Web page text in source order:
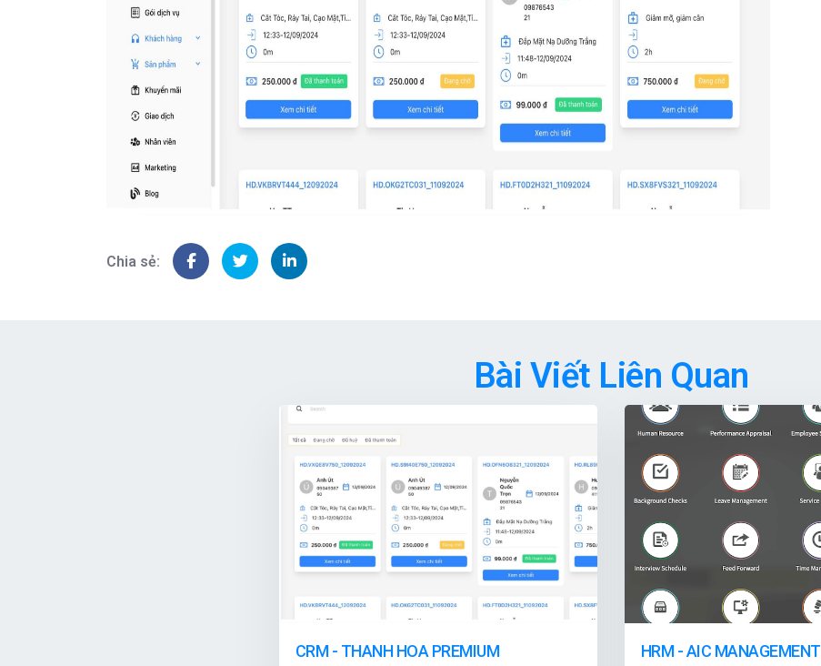
Chia sẻ:
Bài Viết Liên Quan
CRM - THANH HOA PREMIUM HRM - AIC MANAGEMENT